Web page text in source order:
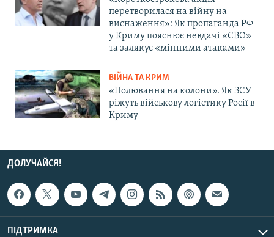
перетворилася на війну на
виснаження»: Як пропаганда РФ
у Криму пояснює невдачі «СВО»
та залякує «мінними атаками»
ВІЙНА ТА КРИМ
«Полювання на колони». Як ЗСУ
ріжуть військову логістику Росії в
Криму
ДОЛУЧАЙСЯ!
ПІДТРИМКА